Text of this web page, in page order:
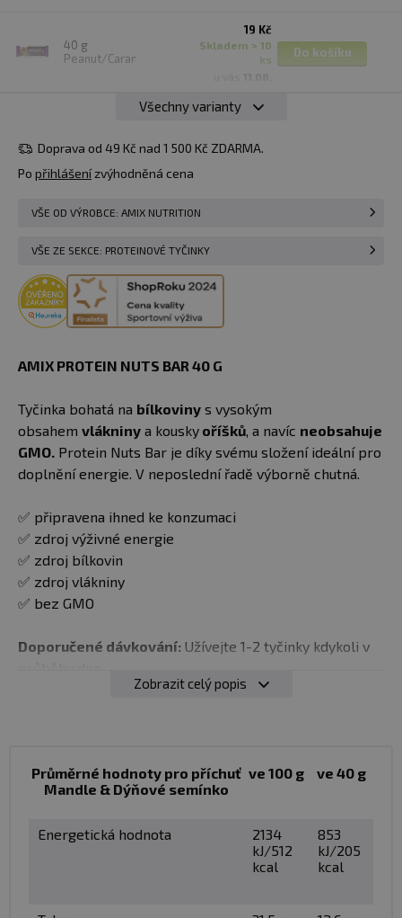
40 g
Peanut/Caramel
19 Kč
skladem > 10
ks
Do košíku
Cashew/Coconut
19 Kč
Všechny varianty
Doprava od 49 Kč nad 1 500 Kč ZDARMA.
Po přihlášenízvýhodněná cena
VŠE OD VÝROBCE: AMIX NUTRITION
VŠE ZE SEKCE: PROTEINOVÉ TYČINKY
AMIX PROTEIN NUTS BAR 40 G
Tyčinka bohatá na bílkoviny s vysokým
obsahem vlákniny a kousky oříšků, a navíc neobsahuje
GMO. Protein Nuts Bar je díky svému složení ideální pro
doplnění energie. V neposlední řadě výborně chutná.
✅ připravena ihned ke konzumaci
✅ zdroj výživné energie
✅ zdroj bílkovin
✅ zdroj vlákniny
✅ bez GMO
Doporučené dávkování: Užívejte 1-2 tyčinky kdykoli v
Upozornění:Potravina vhodná zejména pro sportovce.
přímému slunečnímu záření. Chraňte před mrazem.
Výrobce neručí za vady vzniklé nevhodným skladováním
Zobrazit celý popis
Průměrné hodnoty pro příchuť
Mandle & Dýňové semínko
ve 100 g ve 40 g
Energetická hodnota
2134
kJ/512
kcal
853
kJ/205
kcal